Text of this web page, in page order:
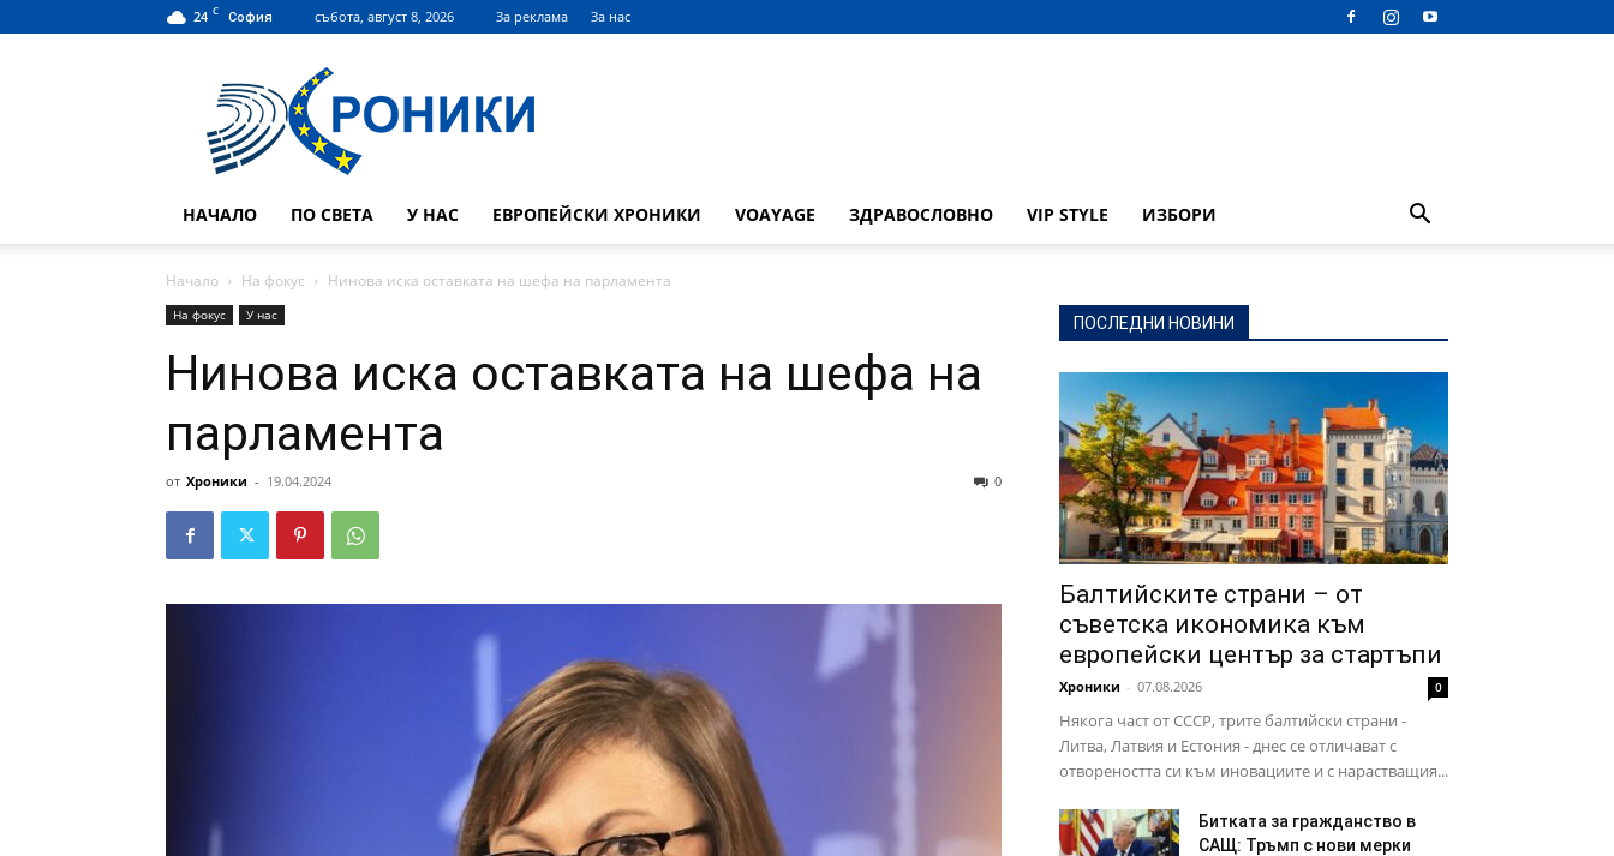
24 C София събота, август 8, 2026 За реклама За нас
НАЧАЛО ПО СВЕТА У НАС ЕВРОПЕЙСКИ ХРОНИКИ VOAYAGE ЗДРАВОСЛОВНО VIP STYLE ИЗБОРИ
Начало На фокус Нинова иска оставката на шефа на парламента
На фокус У нас
Нинова иска оставката на шефа на
парламента
от Хроники - 19.04.2024 0
ПОСЛЕДНИ НОВИНИ
Балтийските страни – от
съветска икономика към
европейски център за стартъпи
Хроники - 07.08.2026 0
Някога част от СССР, трите балтийски страни -
Литва, Латвия и Естония - днес се отличават с
отвореността си към иновациите и с нарастващия...
Битката за гражданство в
САЩ: Тръмп с нови мерки